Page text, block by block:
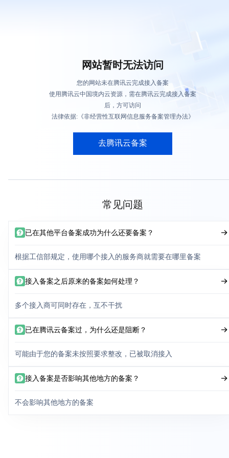
网站暂时无法访问
您的网站未在腾讯云完成接入备案
使用腾讯云中国境内云资源，需在腾讯云完成接入备案
后，方可访问
法律依据:《非经营性互联网信息服务备案管理办法》
去腾讯云备案
常见问题
已在其他平台备案成功为什么还要备案？
根据工信部规定，使用哪个接入的服务商就需要在哪里备案
接入备案之后原来的备案如何处理？
多个接入商可同时存在，互不干扰
已在腾讯云备案过，为什么还是阻断？
可能由于您的备案未按照要求整改，已被取消接入
接入备案是否影响其他地方的备案？
不会影响其他地方的备案